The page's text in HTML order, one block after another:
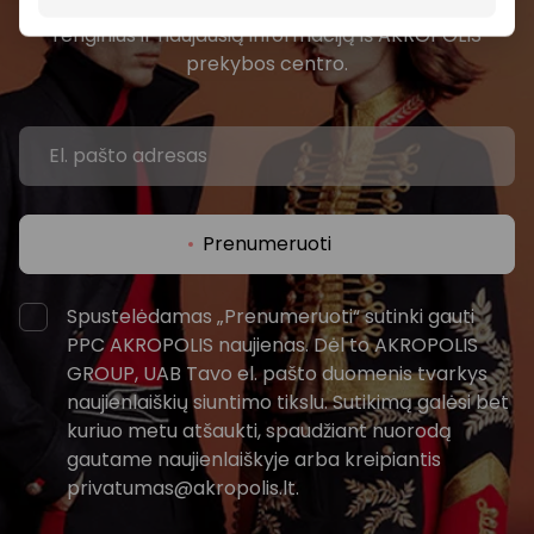
Pirmieji sužinokite apie geriausius pasiūlymus,
renginius ir naujausią informaciją iš AKROPOLIS
prekybos centro.
Prenumeruoti
Spustelėdamas „Prenumeruoti“ sutinki gauti
PPC AKROPOLIS naujienas. Dėl to AKROPOLIS
GROUP, UAB Tavo el. pašto duomenis tvarkys
naujienlaiškių siuntimo tikslu. Sutikimą galėsi bet
kuriuo metu atšaukti, spaudžiant nuorodą
gautame naujienlaiškyje arba kreipiantis
privatumas@akropolis.lt.